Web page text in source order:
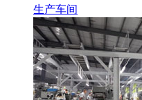
生产车间